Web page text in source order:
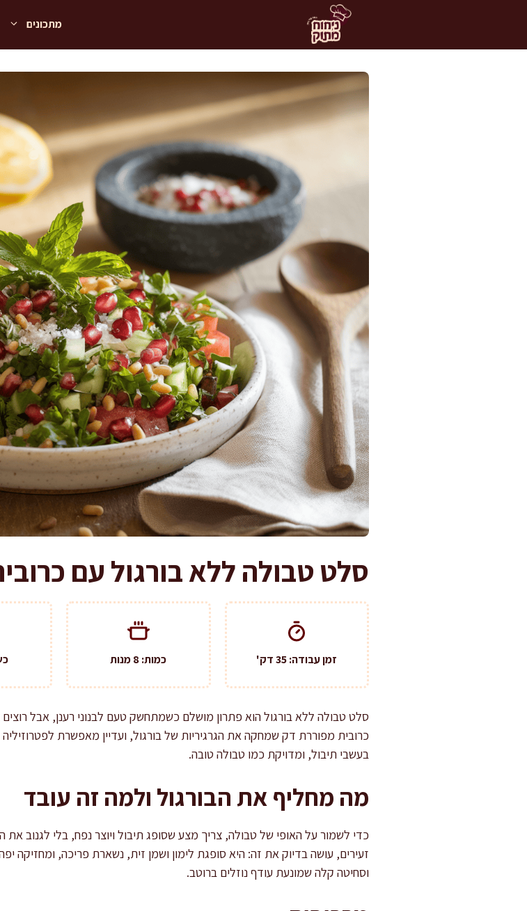
מתכונים
סלט טבולה ללא בורגול עם
זמן עבודה: 35 דק' כמות: 8 מנות
סלט טבולה ללא בורגול הוא פתרון מושלם כשמתחשק טעם לבנוני רענן, אבל
כרובית מפוררת דק שמחקה את הגרגיריות של בורגול, ועדיין מאפשרת
בעשבי תיבול, ומדויקת כמו טבולה טובה.
מה מחליף את הבורגול ולמה זה עובד
כדי לשמור על האופי של טבולה, צריך מצע שסופג תיבול ויוצר נפח, בלי לגנוב
זעירים, עושה בדיוק את זה: היא סופגת לימון ושמן זית, נשארת פריכה, ומחזיקה
וסחיטה קלה שמונעת עודף נוזלים ברוטב.